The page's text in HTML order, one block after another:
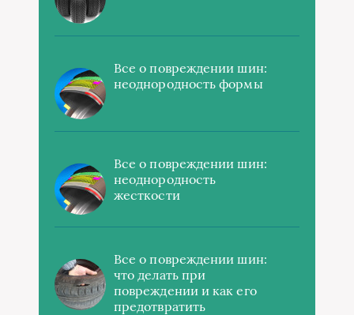
Все о повреждении шин:
неоднородность формы
Все о повреждении шин:
неоднородность
жесткости
Все о повреждении шин:
что делать при
повреждении и как его
предотвратить